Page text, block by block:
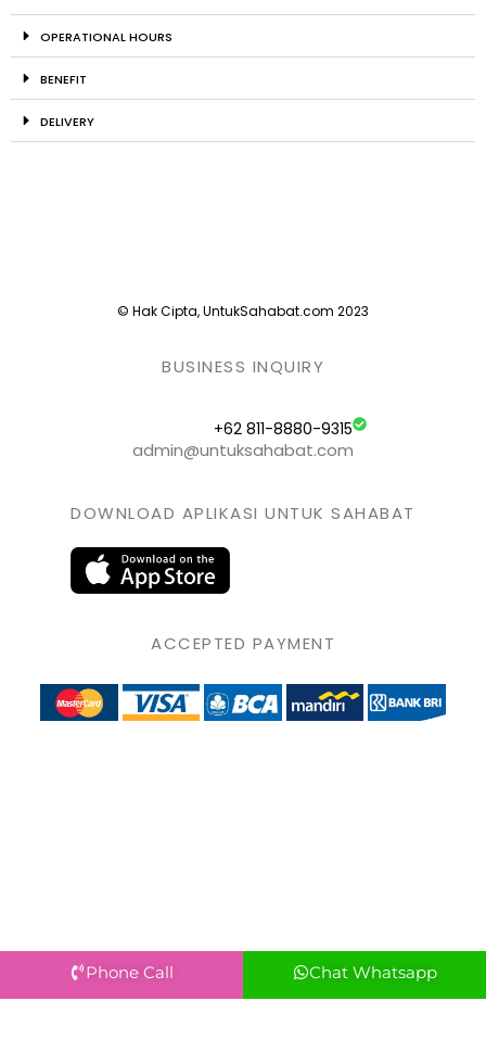
OPERATIONAL HOURS
BENEFIT
DELIVERY
© Hak Cipta, UntukSahabat.com 2023
BUSINESS INQUIRY
+62 811-8880-9315
admin@untuksahabat.com
DOWNLOAD APLIKASI UNTUK SAHABAT
ACCEPTED PAYMENT
Phone Call Chat Whatsapp